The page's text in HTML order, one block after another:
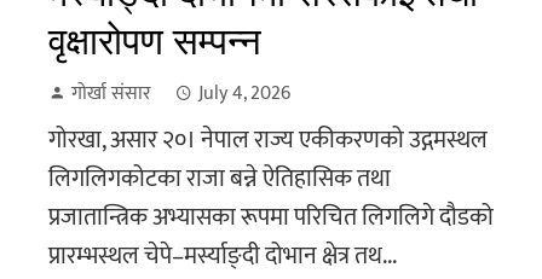
वृक्षारोपण सम्पन्न
गोर्खा संसार July 4, 2026
गोरखा, असार २०। नेपाल राज्य एकीकरणको उद्गमस्थल
लिगलिगकोटका राजा बन्ने ऐतिहासिक तथा
प्रजातान्त्रिक अभ्यासका रूपमा परिचित लिगलिगे दौडको
प्रारम्भस्थल चेपे–मर्स्याङ्दी दोभान क्षेत्र तथ...